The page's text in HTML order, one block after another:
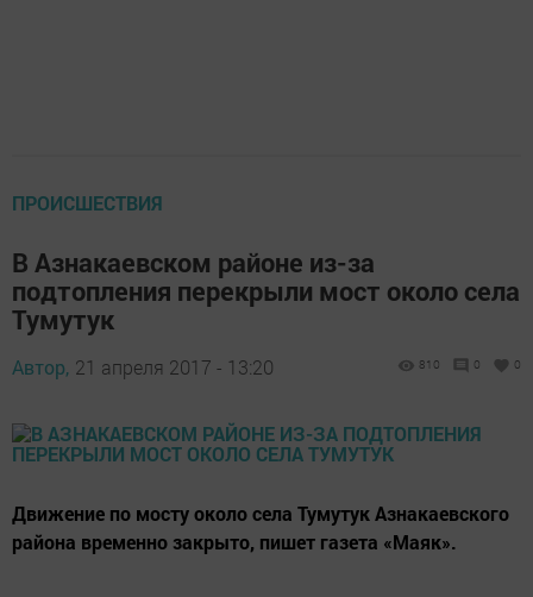
ПРОИСШЕСТВИЯ
В Азнакаевском районе из-за
подтопления перекрыли мост около села
Тумутук
Автор, 21 апреля 2017 - 13:20 810 0 0
Движение по мосту около села Тумутук Азнакаевского
района временно закрыто, пишет газета «Маяк».